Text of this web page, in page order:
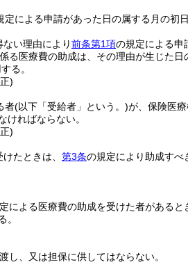
定による申請があった日の属する月の初日
い理由により前条第1項の規定による申
る医療費の助成は、その理由が生じた日
る。
)
者(以下「受給者」という。)が、保険医
ければならない。
)
たときは、 第3条の規定により助成すべ
による医療費の助成を受けた者がある
。
し、又は担保に供してはならない。